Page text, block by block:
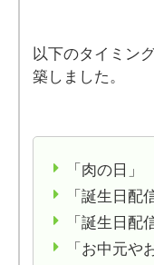
以下のタイミン
築しました。
「肉の日」
「誕生日配
「誕生日配
「お中元や